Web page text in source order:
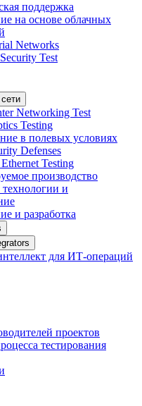
поддержка
на основе облачных
Networks
Test
Networking Test
Testing
в полевых условиях
Defenses
Testing
производство
и
и разработка
для ИТ-операций
проектов
тестирования